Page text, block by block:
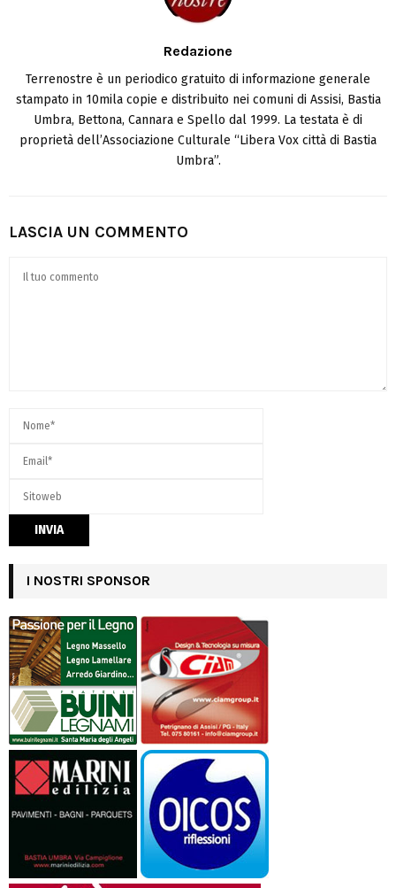
Redazione
Terrenostre è un periodico gratuito di informazione generale
stampato in 10mila copie e distribuito nei comuni di Assisi, Bastia
Umbra, Bettona, Cannara e Spello dal 1999. La testata è di
proprietà dell’Associazione Culturale “Libera Vox città di Bastia
Umbra”.
LASCIA UN COMMENTO
I NOSTRI SPONSOR